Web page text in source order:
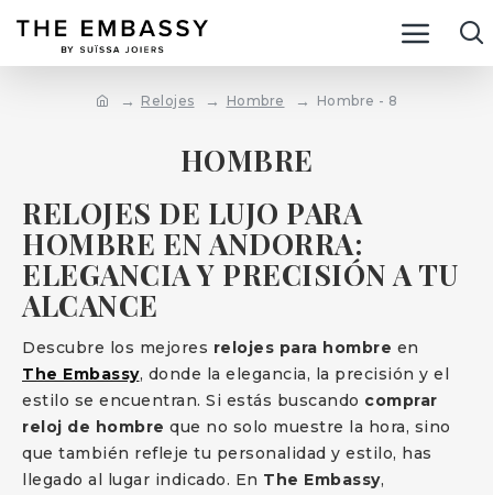
Relojes Hombre Hombre - 8
HOMBRE
RELOJES DE LUJO PARA
HOMBRE EN ANDORRA:
ELEGANCIA Y PRECISIÓN A TU
ALCANCE
Descubre los mejores relojes para hombre en
The Embassy, donde la elegancia, la precisión y el
estilo se encuentran. Si estás buscando comprar
reloj de hombre que no solo muestre la hora, sino
que también refleje tu personalidad y estilo, has
llegado al lugar indicado. En The Embassy,